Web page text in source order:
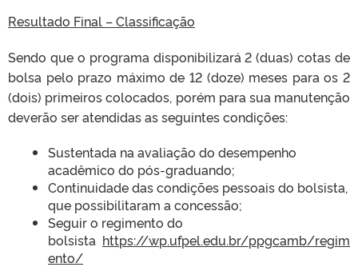
Resultado Final – Classificação
Sendo que o programa disponibilizará 2 (duas) cotas de
bolsa pelo prazo máximo de 12 (doze) meses para os 2
(dois) primeiros colocados, porém para sua manutenção
deverão ser atendidas as seguintes condições:
Sustentada na avaliação do desempenho
acadêmico do pós-graduando;
Continuidade das condições pessoais do bolsista,
que possibilitaram a concessão;
Seguir o regimento do
bolsista https://wp.ufpel.edu.br/ppgcamb/regim
ento/